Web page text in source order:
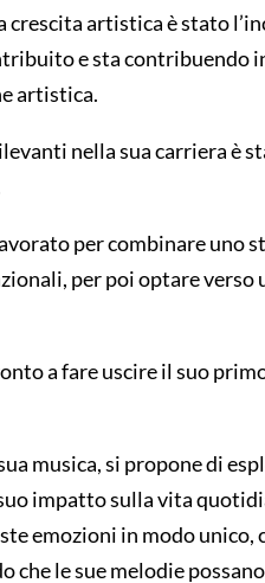
crescita artistica è stato
e sta contribuendo
artistica.
nella sua carriera è
per combinare uno
per poi optare verso
a fare uscire il suo
musica, si propone di
impatto sulla vita
emozioni in modo
le sue melodie